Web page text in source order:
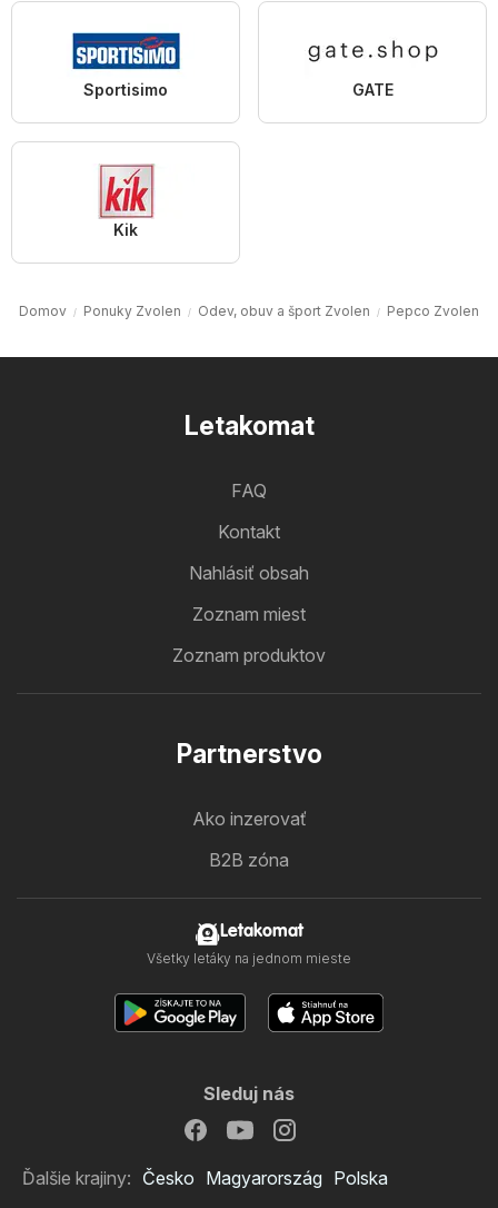
Sportisimo GATE
Kik
Domov Ponuky Zvolen Odev, obuv a šport Zvolen Pepco Zvolen
Letakomat
FAQ
Kontakt
Nahlásiť obsah
Zoznam miest
Zoznam produktov
Partnerstvo
Ako inzerovať
B2B zóna
Letakomat
Všetky letáky na jednom mieste
Sleduj nás
Ďalšie krajiny: Česko Magyarország Polska